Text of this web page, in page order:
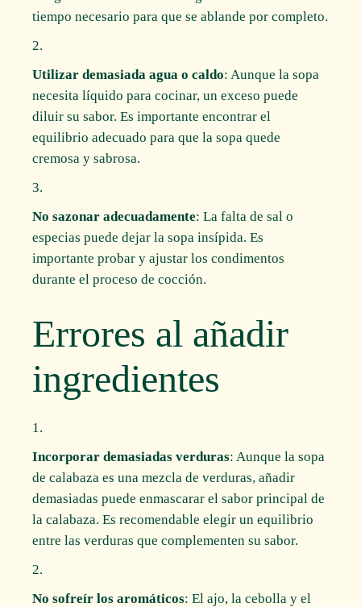
tiempo necesario para que se ablande por completo.
Utilizar demasiada agua o caldo: Aunque la sopa
necesita líquido para cocinar, un exceso puede
diluir su sabor. Es importante encontrar el
equilibrio adecuado para que la sopa quede
cremosa y sabrosa.
No sazonar adecuadamente: La falta de sal o
especias puede dejar la sopa insípida. Es
importante probar y ajustar los condimentos
durante el proceso de cocción.
Errores al añadir
ingredientes
Incorporar demasiadas verduras: Aunque la sopa
de calabaza es una mezcla de verduras, añadir
demasiadas puede enmascarar el sabor principal de
la calabaza. Es recomendable elegir un equilibrio
entre las verduras que complementen su sabor.
No sofreír los aromáticos: El ajo, la cebolla y el